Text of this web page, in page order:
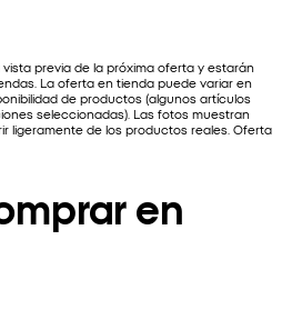
previa de la próxima oferta y estarán
La oferta en tienda puede variar en
de productos (algunos artículos
seleccionadas). Las fotos muestran
ligeramente de los productos reales. Oferta
en